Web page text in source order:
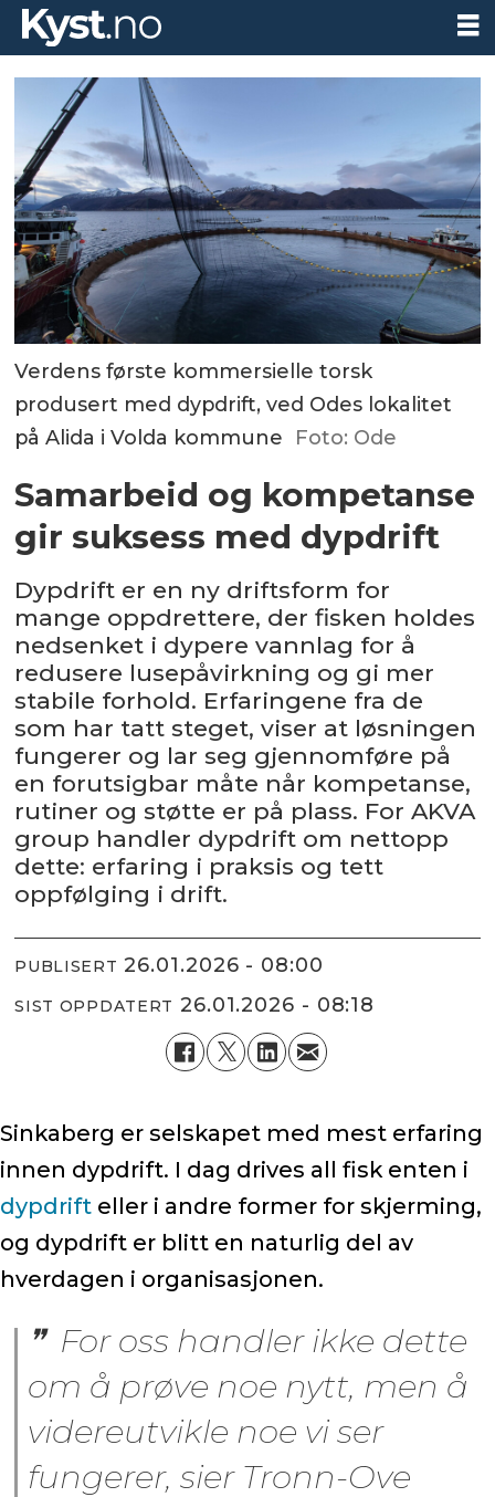
Verdens første kommersielle torsk
produsert med dypdrift, ved Odes lokalitet
på Alida i Volda kommune
Foto: Ode
Samarbeid og kompetanse
gir suksess med dypdrift
Dypdrift er en ny driftsform for
mange oppdrettere, der fisken holdes
nedsenket i dypere vannlag for å
redusere lusepåvirkning og gi mer
stabile forhold. Erfaringene fra de
som har tatt steget, viser at løsningen
fungerer og lar seg gjennomføre på
en forutsigbar måte når kompetanse,
rutiner og støtte er på plass. For AKVA
group handler dypdrift om nettopp
dette: erfaring i praksis og tett
oppfølging i drift.
PUBLISERT 26.01.2026 - 08:00
SIST OPPDATERT 26.01.2026 - 08:18
Sinkaberg er selskapet med mest erfaring
innen dypdrift. I dag drives all fisk enten i
dypdrift eller i andre former for skjerming,
og dypdrift er blitt en naturlig del av
hverdagen i organisasjonen.
For oss handler ikke dette
om å prøve noe nytt, men å
videreutvikle noe vi ser
fungerer, sier Tronn-Ove